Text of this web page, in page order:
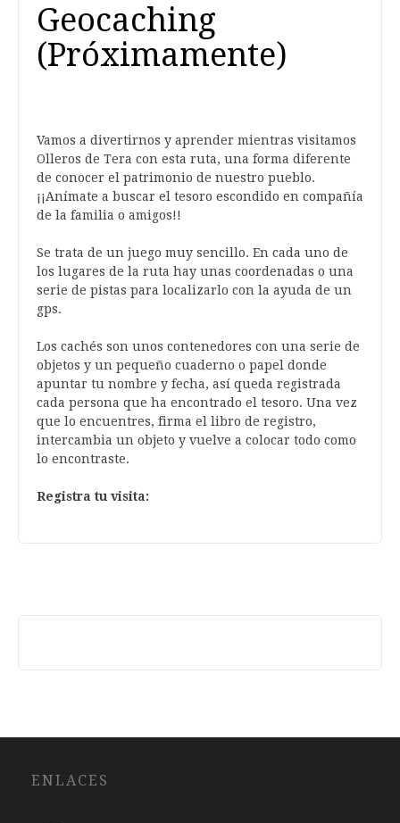
Geocaching
(Próximamente)
Vamos a divertirnos y aprender mientras visitamos
Olleros de Tera con esta ruta, una forma diferente
de conocer el patrimonio de nuestro pueblo.
¡¡Anímate a buscar el tesoro escondido en compañía
de la familia o amigos!!
Se trata de un juego muy sencillo. En cada uno de
los lugares de la ruta hay unas coordenadas o una
serie de pistas para localizarlo con la ayuda de un
gps.
Los cachés son unos contenedores con una serie de
objetos y un pequeño cuaderno o papel donde
apuntar tu nombre y fecha, así queda registrada
cada persona que ha encontrado el tesoro. Una vez
que lo encuentres, firma el libro de registro,
intercambia un objeto y vuelve a colocar todo como
lo encontraste.
Registra tu visita:
ENLACES